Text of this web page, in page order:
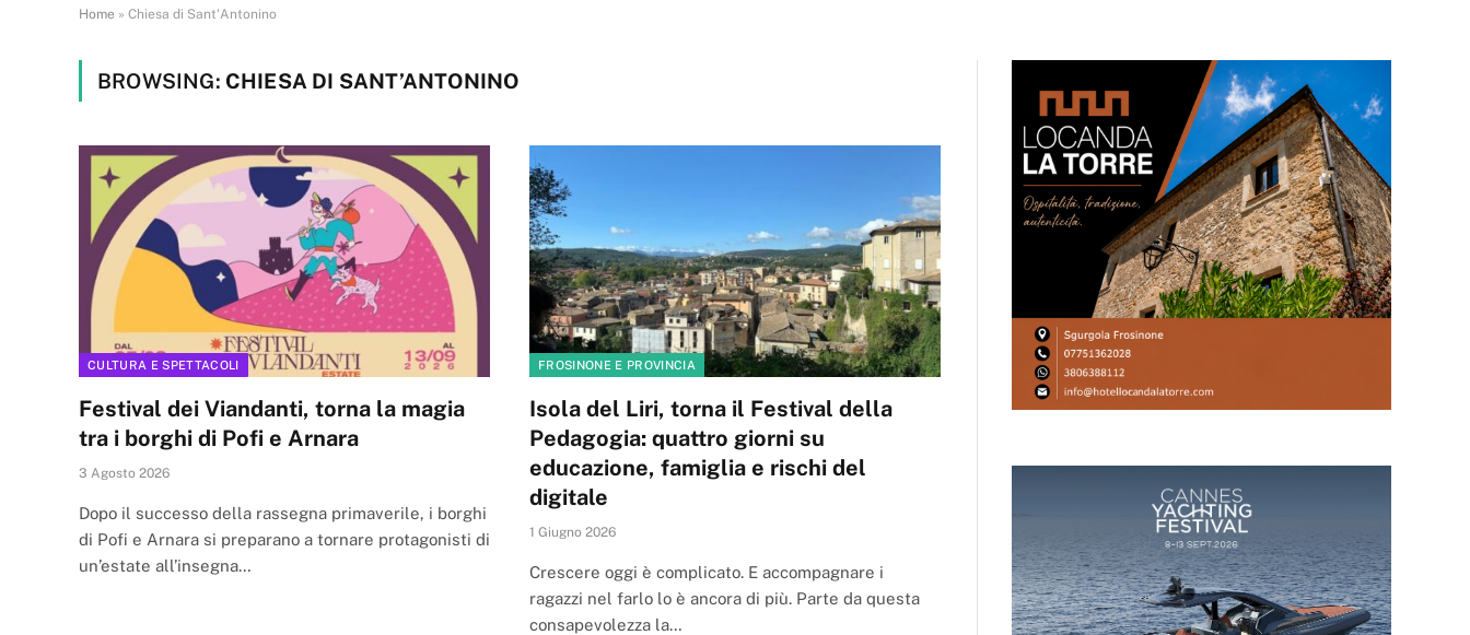
Home » Chiesa di Sant'Antonino
BROWSING: CHIESA DI SANT’ANTONINO
CULTURA E SPETTACOLI
Festival dei Viandanti, torna la magia
tra i borghi di Pofi e Arnara
3 Agosto 2026
Dopo il successo della rassegna primaverile, i borghi
di Pofi e Arnara si preparano a tornare protagonisti di
un’estate all’insegna…
FROSINONE E PROVINCIA
Isola del Liri, torna il Festival della
Pedagogia: quattro giorni su
educazione, famiglia e rischi del
digitale
1 Giugno 2026
Crescere oggi è complicato. E accompagnare i
ragazzi nel farlo lo è ancora di più. Parte da questa
consapevolezza la…